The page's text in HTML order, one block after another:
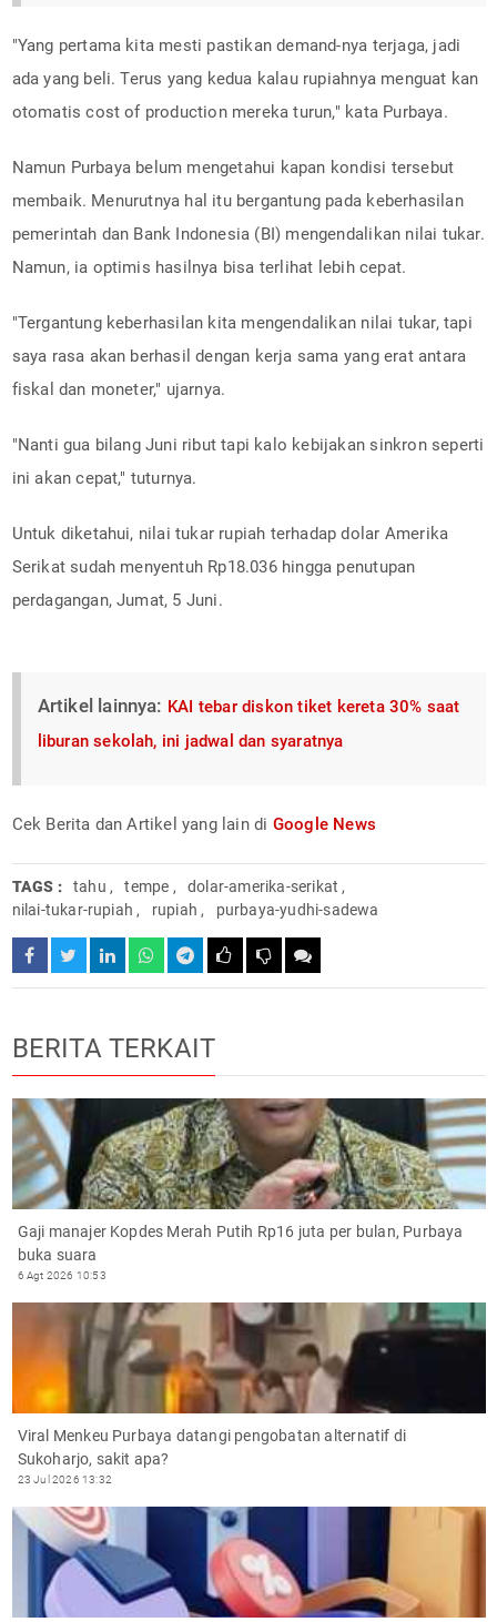
"Yang pertama kita mesti pastikan demand-nya terjaga, jadi
ada yang beli. Terus yang kedua kalau rupiahnya menguat kan
otomatis cost of production mereka turun," kata Purbaya.
Namun Purbaya belum mengetahui kapan kondisi tersebut
membaik. Menurutnya hal itu bergantung pada keberhasilan
pemerintah dan Bank Indonesia (BI) mengendalikan nilai tukar.
Namun, ia optimis hasilnya bisa terlihat lebih cepat.
"Tergantung keberhasilan kita mengendalikan nilai tukar, tapi
saya rasa akan berhasil dengan kerja sama yang erat antara
fiskal dan moneter," ujarnya.
"Nanti gua bilang Juni ribut tapi kalo kebijakan sinkron seperti
ini akan cepat," tuturnya.
Untuk diketahui, nilai tukar rupiah terhadap dolar Amerika
Serikat sudah menyentuh Rp18.036 hingga penutupan
perdagangan, Jumat, 5 Juni.
Artikel lainnya: KAI tebar diskon tiket kereta 30% saat
liburan sekolah, ini jadwal dan syaratnya
Cek Berita dan Artikel yang lain di Google News
TAGS : tahu , tempe , dolar-amerika-serikat ,
nilai-tukar-rupiah , rupiah , purbaya-yudhi-sadewa
BERITA TERKAIT
Gaji manajer Kopdes Merah Putih Rp16 juta per bulan, Purbaya
buka suara
6 Agt 2026 10:53
Viral Menkeu Purbaya datangi pengobatan alternatif di
Sukoharjo, sakit apa?
23 Jul 2026 13:32